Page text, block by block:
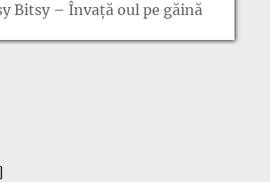
Bitsy – Învață oul pe găină